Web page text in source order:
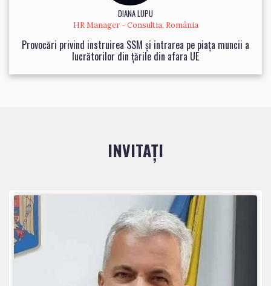
DIANA LUPU
HR Manager - Consultia, România
Provocări privind instruirea SSM și intrarea pe piața muncii a
lucrătorilor din țările din afara UE
INVITAȚI